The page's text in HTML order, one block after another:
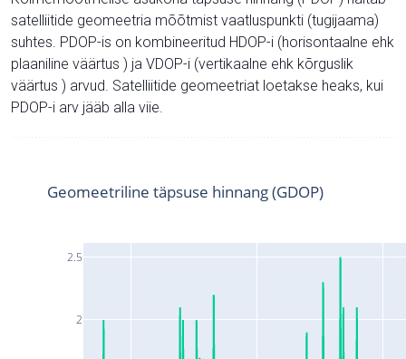
satelliitide geomeetria mõõtmist vaatluspunkti (tugijaama)
suhtes. PDOP-is on kombineeritud HDOP-i (horisontaalne ehk
plaaniline väärtus ) ja VDOP-i (vertikaalne ehk kõrguslik
väärtus ) arvud. Satelliitide geomeetriat loetakse heaks, kui
PDOP-i arv jääb alla viie.
2
2.5
Geomeetriline täpsuse hinnang (GDOP)